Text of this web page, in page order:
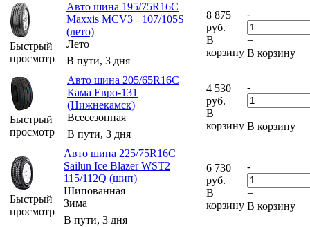
Быстрый
просмотр
Авто шина 195/75R16C
Maxxis MCV3+ 107/105S
(лето)
Лето
В пути, 3 дня
8 875
руб.
В
корзину
-
+
В корзину
Быстрый
просмотр
Авто шина 205/65R16C
Кама Евро-131
(Нижнекамск)
Всесезонная
В пути, 3 дня
4 530
руб.
В
корзину
-
+
В корзину
Быстрый
просмотр
Авто шина 225/75R16C
Sailun Ice Blazer WST2
115/112Q (шип)
Шипованная
Зима
В пути, 3 дня
6 730
руб.
В
корзину
-
+
В корзину